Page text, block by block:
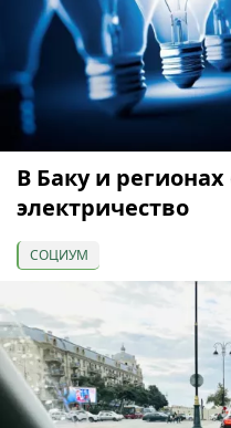
В Баку и
электричество
СОЦИУМ